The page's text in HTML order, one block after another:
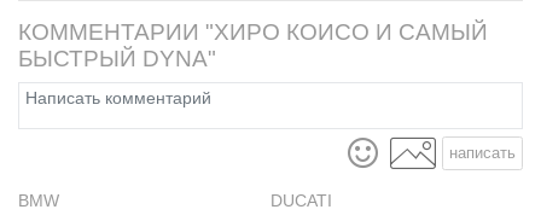
КОММЕНТАРИИ "ХИРО КОИСО И САМЫЙ
БЫСТРЫЙ DYNA"
написать
BMW
DUCATI